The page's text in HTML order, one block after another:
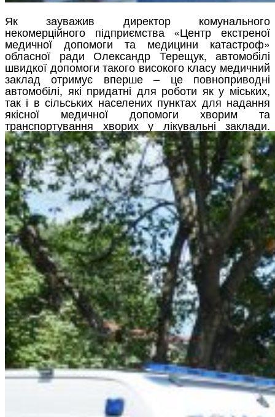
Як зауважив директор комунального
некомерційного підприємства «Центр екстреної
медичної допомоги та медицини катастроф»
обласної ради Олександр Терещук, автомобілі
швидкої допомоги такого високого класу медичний
заклад отримує вперше – це повноприводні
автомобілі, які придатні для роботи як у міських,
так і в сільських населених пунктах для надання
якісної медичної допомоги хворим та
транспортування хворих у лікувальні заклади.